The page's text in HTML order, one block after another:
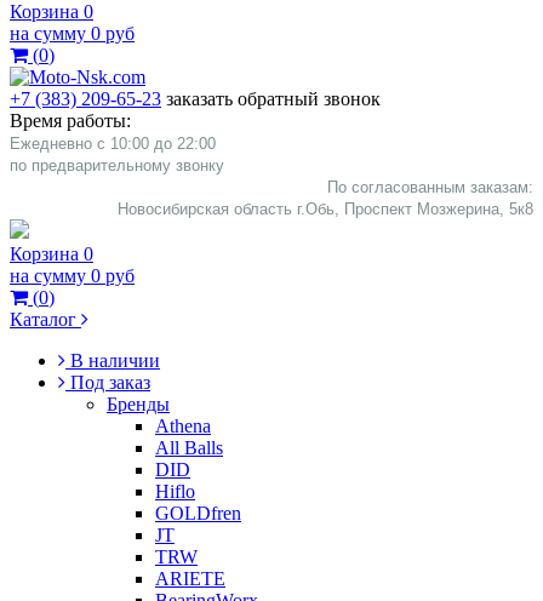
Корзина 0
на сумму 0 руб
(0)
+7 (383) 209-65-23 заказать обратный звонок
Время работы:
Ежедневно с 10:00 до 22:00
​по предварительному звонку
По согласованным заказам:
Новосибирская область г.Обь, Проспект Мозжерина, 5к8​
Корзина 0
на сумму 0 руб
(0)
Каталог
В наличии
Под заказ
Бренды
Athena
All Balls
DID
Hiflo
GOLDfren
JT
TRW
ARIETE